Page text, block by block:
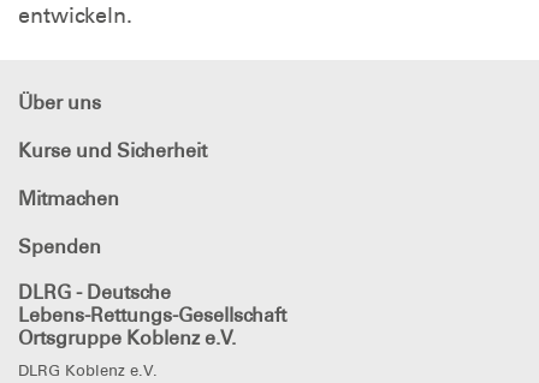
entwickeln.
Über uns
Kurse und Sicherheit
Mitmachen
Spenden
DLRG - Deutsche
Lebens-Rettungs-Gesellschaft
Ortsgruppe Koblenz e.V.
DLRG Koblenz e.V.